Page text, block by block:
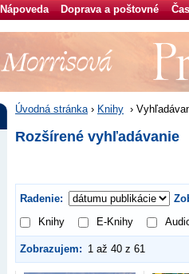
Nápoveda Doprava a poštovné
Úvodná stránka› Knihy ›
Rozšírené vyhľadávanie
Radenie:
Knihy
E-Knihy
Zobrazujem: 1 až 40 z 61